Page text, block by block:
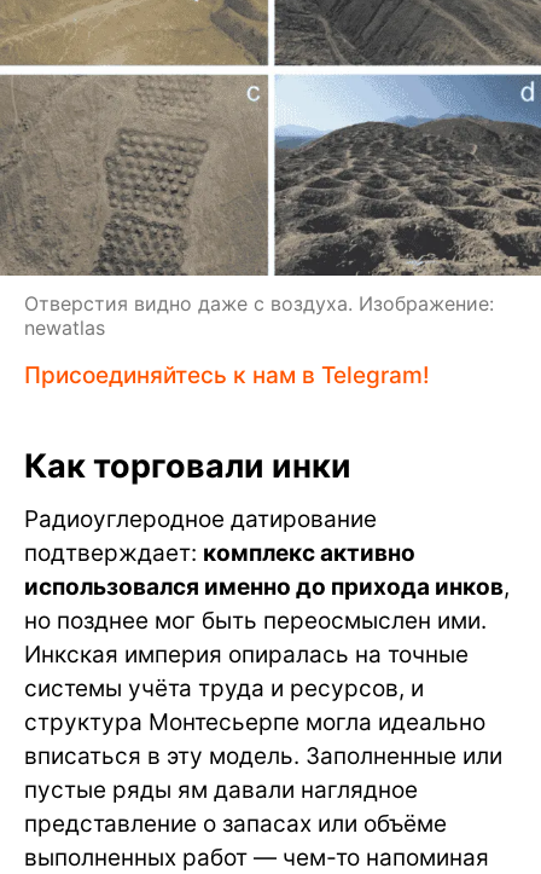
Отверстия видно даже с воздуха. Изображение:
newatlas
Присоединяйтесь к нам в Telegram!
Как торговали инки
Радиоуглеродное датирование
подтверждает: комплекс активно
использовался именно до прихода инков,
но позднее мог быть переосмыслен ими.
Инкская империя опиралась на точные
системы учёта труда и ресурсов, и
структура Монтесьерпе могла идеально
вписаться в эту модель. Заполненные или
пустые ряды ям давали наглядное
представление о запасах или объёме
выполненных работ — чем-то напоминая